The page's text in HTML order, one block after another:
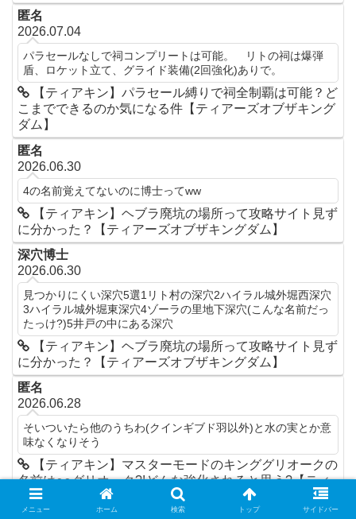
匿名
2026.07.04
パラセールなしで祠コンプリートは可能。 リトの祠は爆弾
盾、ロケット立て、グライド装備(2回強化)ありで。
【ティアキン】パラセール縛りで祠全制覇は可能？ど
こまでできるのか気になる件【ティアーズオブザキング
ダム】
匿名
2026.06.30
4の名前覚えてないのに博士ってww
【ティアキン】ヘブラ廃坑の場所って攻略サイト見ず
に分かった？【ティアーズオブザキングダム】
深穴博士
2026.06.30
見つかりにくい深穴5選1リト村の深穴2ハイラル城外堀西深穴
3ハイラル城外堀東深穴4ゾーラの里地下深穴(こんな名前だっ
たっけ?)5井戸の中にある深穴
【ティアキン】ヘブラ廃坑の場所って攻略サイト見ず
に分かった？【ティアーズオブザキングダム】
匿名
2026.06.28
そいついたら他のうちわ(クインギブド羽以外)と水の実とか意
味なくなりそう
【ティアキン】マスターモードのキンググリオークの
名前は○○グリオーク?!どんな強化されると思う?【ティ
アーズオブザキングダム】
メニュー ホーム 検索 トップ サイドバー